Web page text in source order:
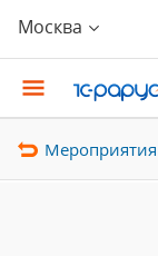
Москва
Мероприятия